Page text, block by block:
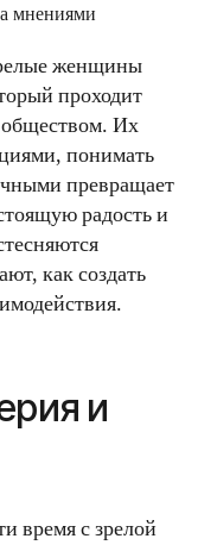
мнениями
женщины
проходит
обществом. Их
понимать
превращает
радость и
как создать
и
время с зрелой